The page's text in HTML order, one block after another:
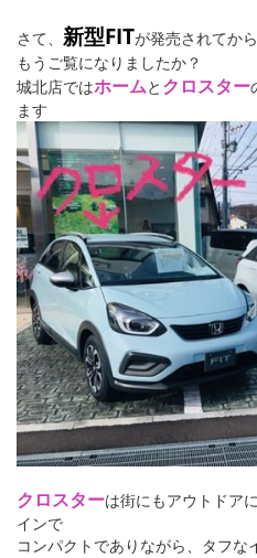
さて、 新型FITが発売されてか
もうご覧になりましたか？
城北店ではホームと クロスター
ます
クロスターは街にもアウトドア
インで
コンパクトでありながら、タフな